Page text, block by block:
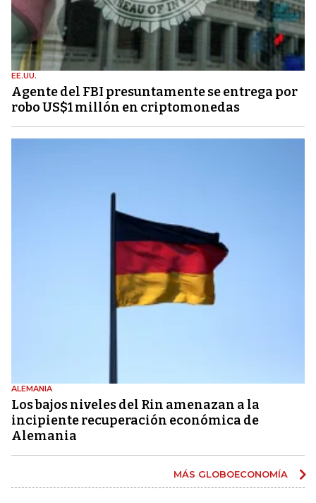
EE.UU.
Agente del FBI presuntamente se entrega por
robo US$1 millón en criptomonedas
ALEMANIA
Los bajos niveles del Rin amenazan a la
incipiente recuperación económica de
Alemania
MÁS GLOBOECONOMÍA